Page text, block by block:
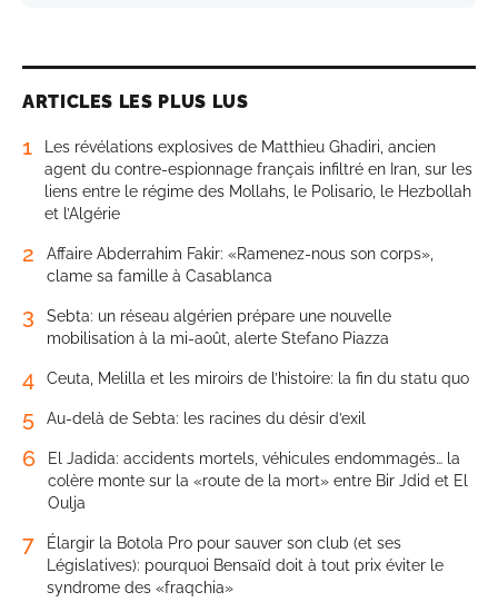
ARTICLES LES PLUS LUS
1
Les révélations explosives de Matthieu Ghadiri, ancien
agent du contre-espionnage français infiltré en Iran, sur les
liens entre le régime des Mollahs, le Polisario, le Hezbollah
et l’Algérie
2
Affaire Abderrahim Fakir: «Ramenez-nous son corps»,
clame sa famille à Casablanca
3
Sebta: un réseau algérien prépare une nouvelle
mobilisation à la mi-août, alerte Stefano Piazza
4 Ceuta, Melilla et les miroirs de l’histoire: la fin du statu quo
5 Au-delà de Sebta: les racines du désir d’exil
6
El Jadida: accidents mortels, véhicules endommagés… la
colère monte sur la «route de la mort» entre Bir Jdid et El
Oulja
7
Élargir la Botola Pro pour sauver son club (et ses
Législatives): pourquoi Bensaïd doit à tout prix éviter le
syndrome des «fraqchia»